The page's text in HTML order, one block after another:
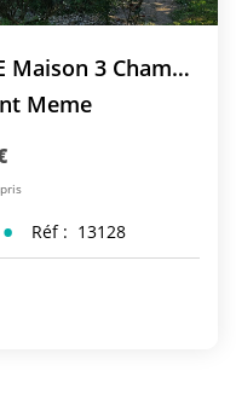
MACHECOUL SAINT MEME Maison 3 Chambres
Meme
Réf : 13128